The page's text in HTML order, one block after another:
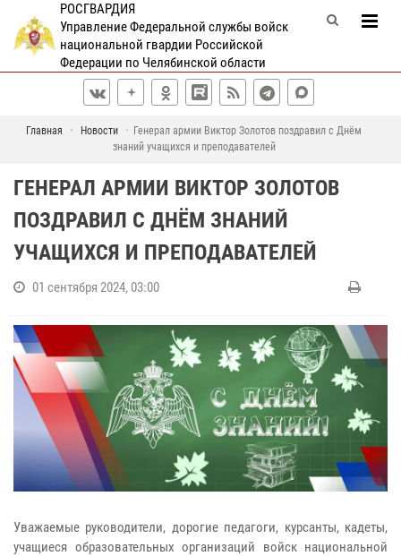
РОСГВАРДИЯ
Управление Федеральной службы войск
национальной гвардии Российской
Федерации по Челябинской области
Главная Новости
Генерал армии Виктор Золотов поздравил с Днём
знаний учащихся и преподавателей
ГЕНЕРАЛ АРМИИ ВИКТОР ЗОЛОТОВ
ПОЗДРАВИЛ С ДНЁМ ЗНАНИЙ
УЧАЩИХСЯ И ПРЕПОДАВАТЕЛЕЙ
01 сентября 2024, 03:00
Уважаемые руководители, дорогие педагоги, курсанты, кадеты,
учащиеся образовательных организаций войск национальной